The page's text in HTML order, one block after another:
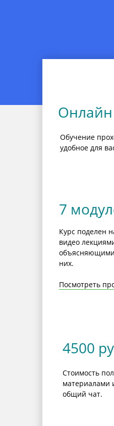
Курс поделен
видео
них.
Посмотреть
7
4500
Стоимость
материалами
общий чат.
Онлайн
Обучение
удобное для